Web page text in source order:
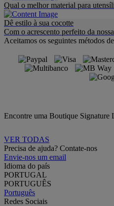
Qual o melhor material para
Dê estilo à sua cocotte
Com o acrescento perfeito da
Aceitamos os seguintes métodos
Encontre uma Boutique Signature
VER TODAS
Precisa de ajuda? Contate-nos
Envie-nos um email
Idioma do país
PORTUGAL
PORTUGUÊS
Português
Redes Sociais